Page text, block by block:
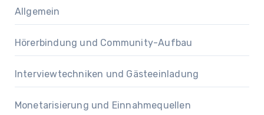
Allgemein
Hörerbindung und Community-Aufbau
Interviewtechniken und Gästeeinladung
Monetarisierung und Einnahmequellen